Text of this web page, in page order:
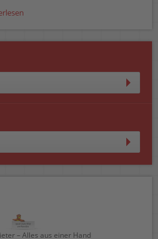
– Alles aus einer Hand